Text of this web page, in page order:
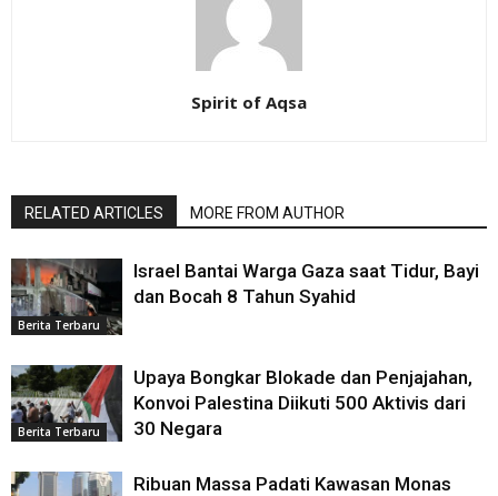
Spirit of Aqsa
RELATED ARTICLES MORE FROM AUTHOR
Berita Terbaru
Israel Bantai Warga Gaza saat Tidur, Bayi
dan Bocah 8 Tahun Syahid
Berita Terbaru
Upaya Bongkar Blokade dan Penjajahan,
Konvoi Palestina Diikuti 500 Aktivis dari
30 Negara
Ribuan Massa Padati Kawasan Monas